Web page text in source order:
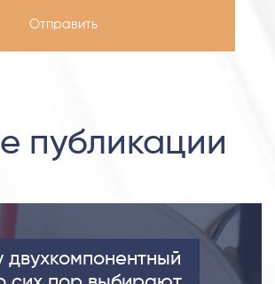
публикации
двухкомпонентный